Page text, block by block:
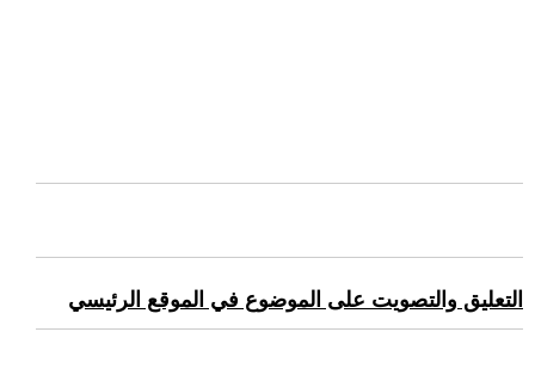
التعليق والتصويت على الموضوع في الموقع الرئيسي